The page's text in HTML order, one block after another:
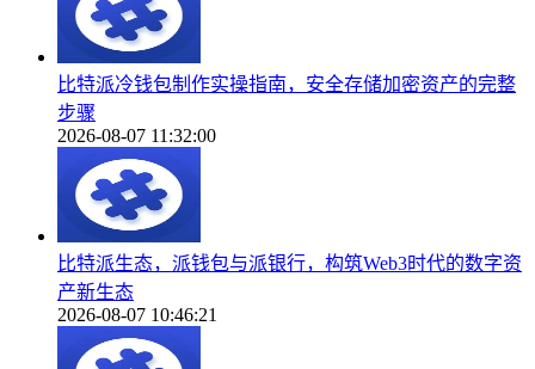
比特派冷钱包制作实操指南，安全存储加密资产的完整
步骤
2026-08-07 11:32:00
比特派生态，派钱包与派银行，构筑Web3时代的数字资
产新生态
2026-08-07 10:46:21